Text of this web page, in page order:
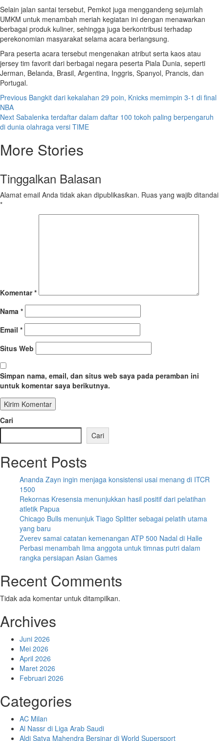
Selain jalan santai tersebut, Pemkot juga menggandeng sejumlah
UMKM untuk menambah meriah kegiatan ini dengan menawarkan
berbagai produk kuliner, sehingga juga berkontribusi terhadap
perekonomian masyarakat selama acara berlangsung.
Para peserta acara tersebut mengenakan atribut serta kaos atau
jersey tim favorit dari berbagai negara peserta Piala Dunia, seperti
Jerman, Belanda, Brasil, Argentina, Inggris, Spanyol, Prancis, dan
Portugal.
Post
navigation
Previous Bangkit dari kekalahan 29 poin, Knicks memimpin 3-1 di final
NBA
Next Sabalenka terdaftar dalam daftar 100 tokoh paling berpengaruh
di dunia olahraga versi TIME
More Stories
Tinggalkan Balasan
Alamat email Anda tidak akan dipublikasikan. Ruas yang wajib ditandai
*
Komentar*
Nama *
Email *
Situs Web
Simpan nama, email, dan situs web saya pada peramban ini
untuk komentar saya berikutnya.
Cari
Cari
Recent Posts
Ananda Zayn ingin menjaga konsistensi usai menang di ITCR
1500
Rekornas Kresensia menunjukkan hasil positif dari pelatihan
atletik Papua
Chicago Bulls menunjuk Tiago Splitter sebagai pelatih utama
yang baru
Zverev samai catatan kemenangan ATP 500 Nadal di Halle
Perbasi menambah lima anggota untuk timnas putri dalam
rangka persiapan Asian Games
Recent Comments
Tidak ada komentar untuk ditampilkan.
Archives
Juni 2026
Mei 2026
April 2026
Maret 2026
Februari 2026
Categories
AC Milan
Al Nassr di Liga Arab Saudi
Aldi Satya Mahendra Bersinar di World Supersport